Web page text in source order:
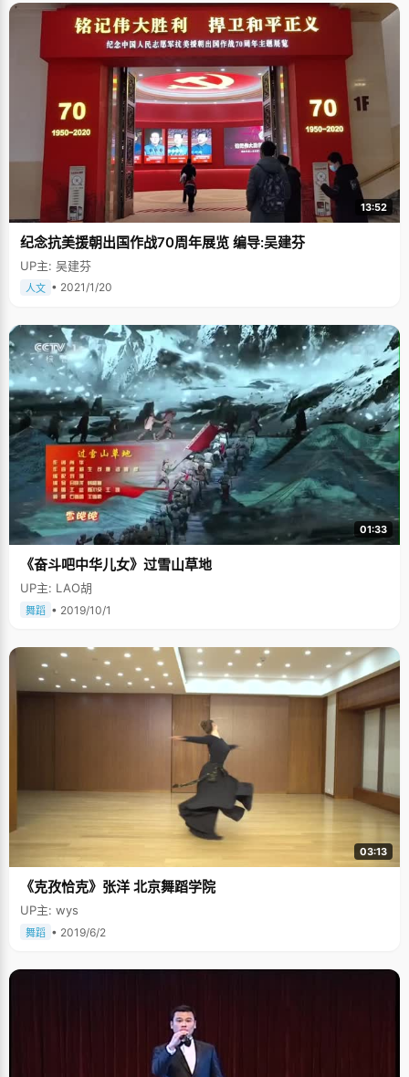
钢琴，只要不上学就与钢琴相伴。吴茗识谱能力很强，凭着一点灵性可以很
快将谱子记下来，老师对这个小孩子一度怜爱有加。但随着学习的东西越来
越多，曲子越来越难，日复一日的练习让吴茗感觉很枯燥，常常喊着不想
学，想放弃，甚至恨到有想砸钢琴的冲动，结果都遭到爸爸妈妈严厉的批
评，有时候甚至是皮肉之苦。每天放学后，吴茗在学校完成作业，爸爸妈妈
就把吴茗送到钢琴老师那去学习，然后等到下课再把吴茗接回家，不管刮风
下雨甚至冰雹都从未间断过。为了让吴茗能专心练习，妈妈从不看电视，在
一旁陪着，爸爸则拿本书坐在一旁。终于在五年级的时候，考完了中央音乐
学院钢琴九级（满级）。吴茗说，"很多同学都会羡慕我坚持学完了钢琴，这
归功于我的爸爸妈妈，就是在他们如此严格密不透风的监视下，虽然童年记
忆被钢琴代替了，但让我拥有了一门特长。" 家长对孩子总是有着热切的希
望，小时候，妈妈在送吴茗上幼儿园的路上，总是塞给吴茗一份报纸，教她
认字，读音，在上小学之前，吴茗已经认识好多字了。小学三年级以前，妈
妈对吴茗的学习十分关注，每天检查作业的质量，偶尔会出一些题目考考女
儿，或者教女儿一些新的知识。每天做作业的时候，妈妈都在一旁看着，学
只要好好学习，就有美味吃，"吴茗很无奈的说，"我就是在如此的威逼利诱
到而已，以后妈妈不管我了，我也会习惯性的按照这样的规律和要求学习。"
大概在上初中以后，看到吴茗学习成绩一直都很好，很稳定，妈妈才解除了
里，迫于竞争，大家都在埋头苦读，没有朋友一起玩，吴茗感觉很孤独，每
天中午吃完饭，她都要去逛一会街才回教室。吴茗对妈妈抱怨说，这个班级
压力太大了，想转班级。妈妈说："你坚持到第一次考试看看，如果成绩好，
进步了你就留下来。"结果吴茗一下就考了全级第一名，没有理由再提转班级
了。这是一段小插曲，吴茗说，可能正是没有朋友陪着自己放纵，专心的学
了一个学期，才有了这样的好成绩吧。吴茗上课有个特点，从来不抄笔记，
她说如果抄笔记的话就听不到老师在讲什么了，所以总是打足了十二分精神
认真专注的听老师讲，以最快的速度理解课上的内容，为此，吴茗没少挨老
师说"不爱动笔"，吴茗承认有点懒的因素，但又理直气壮的说"笔记都记在脑
子里了，可以随时带着走"。 吴茗非常喜欢看电影和逛街，有一群关系非常好
的朋友，大家虽然不在一个班，但是关系"非常铁"，经常一起吃饭，一起出
去玩。吴茗说，"我们七个女生关系非常好，大家会写交换日子，写好一篇以
后就传给下一个人，下一个人可以在上一个人的日记旁写批注，并且每个人
都起了一个笔名，我的笔名叫&lsquo;小鱼&rsquo;，这是我们传递友谊和分
享秘密的方式"。 来到大学以后，吴茗的第一感觉就是"这里的人都是筛过
的"，每个人都特别优秀，每个人都有很多特长。但是现在做什么事情都没有
人陪了，吴茗突然有了一种孤独的感觉。刚上大学的时候，吴茗不会洗衣
么事情都要学着自己做了，大一的时候，吴茗经常想家，经常躲在被窝里
哭，两年的独立生活很好的锻炼了吴茗的自立自理能力。 在一个强者的环境
旅游，大学的每个假期她都会去旅行，杭州、苏州、西塘、南京、青岛、承
德&hellip;&hellip;吴茗能罗列出一大堆去过的地方，不过最让吴茗记忆深刻
的是大二时到过的西藏，在这个被称为"生命禁区"的地方，五千多米的海
拔，吴茗高原反应非常厉害，但凭着顽强的毅力挺了过去，"那里的天空真的
非常非常蓝，像洗过一样明净"。看到雄伟庄严的布达拉宫，藏族人虔诚的拜
首，五彩的经幡，吴茗感觉到一种洗剂心灵的感觉，所有的烦恼都显得微不
足道起来。这是吴茗感觉最有意义的一次履行，收获了纯净，战胜了生命的
交换学习，一直以来她都非常向往去欧洲，这个难得的机会让她兴奋不已，
又可以见到很多有趣的东西了。我们衷心的祝福这个女孩在欧洲的学习一帆
风顺，收获成绩收获风景。
13:52
纪念抗美援朝出国作战70周年展览 编导:吴建芬
UP主: 吴建芬
人文 • 2021/1/20
01:33
《奋斗吧中华儿女》过雪山草地
UP主: LAO胡
舞蹈 • 2019/10/1
03:13
《克孜恰克》张洋 北京舞蹈学院
UP主: wys
舞蹈 • 2019/6/2